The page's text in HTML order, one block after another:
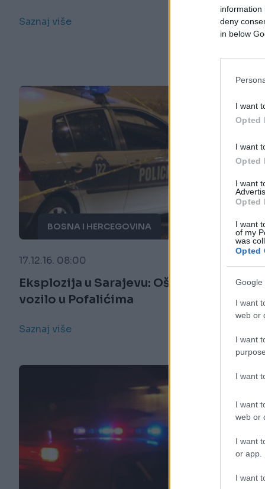
information
deny
in below
I want
Opted
I want
Opted
I want
Opted
I want
of my
was
Opted
Google
I want
web or
I want
I want
I want
web or
I want
or app.
I want
Saznaj više
BOSNA I HERCEGOVINA
17.12.16. 08:00
Eksplozija u Sarajevu: Oštećeno
vozilo u Pofalićima
Saznaj više